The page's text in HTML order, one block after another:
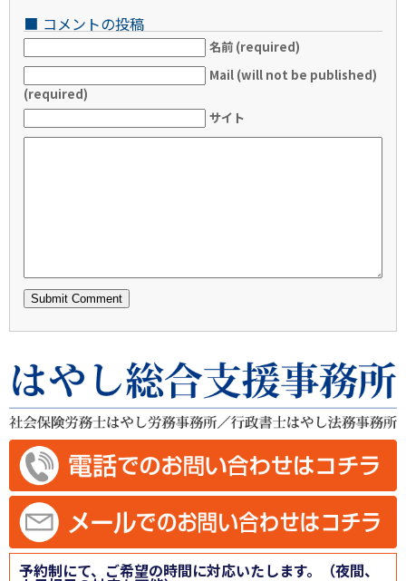
■ コメントの投稿
名前 (required)
Mail (will not be published)
(required)
サイト
予約制にて、ご希望の時間に対応いたします。（夜間、